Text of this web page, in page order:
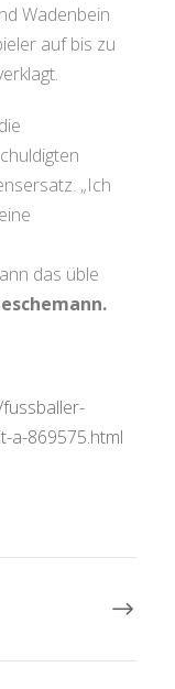
Wadenbein
auf bis zu
„Ich
das üble
a-869575.html